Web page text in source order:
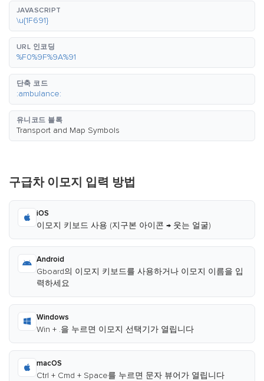
JAVASCRIPT
\u{1F691}
URL 인코딩
%F0%9F%9A%91
단축 코드
:ambulance:
유니코드 블록
Transport and Map Symbols
구급차 이모지 입력 방법
iOS
이모지 키보드 사용 (지구본 아이콘 → 웃는 얼굴)
Android
Gboard의 이모지 키보드를 사용하거나 이모지 이름을 입
력하세요
Windows
Win + .을 누르면 이모지 선택기가 열립니다
macOS
Ctrl + Cmd + Space를 누르면 문자 뷰어가 열립니다